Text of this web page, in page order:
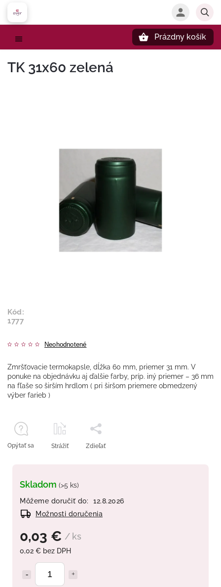
Prázdny košík
TK 31x60 zelená
Kód:
1777
Neohodnotené
0,03 € / ks
0,02 € bez DPH
Skladom (>5 ks)
Môžeme doručiť do:
12.8.2026
Možnosti doručenia
Zmršťovacie termokapsle, dĺžka 60 mm, priemer 31 mm. V
ponuke na objednávku aj ďalšie farby, príp. iný priemer – 36 mm
na fľaše so širším hrdlom ( pri širšom priemere obmedzený
výber farieb )
Opýtať sa Strážiť Zdieľať